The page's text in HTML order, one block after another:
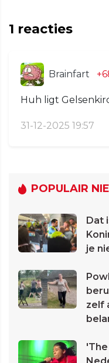
1 reacties
Brainfart
Huh ligt
31-12-2025 19:57
POPULAIR
Dat
je
zelf